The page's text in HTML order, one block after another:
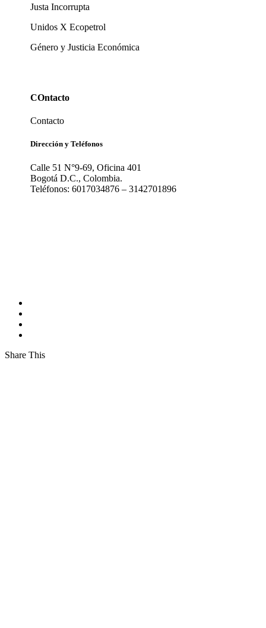
Justa Incorrupta
Unidos X Ecopetrol
Género y Justicia Económica
COntacto
Contacto
Dirección y Teléfonos
Calle 51 N°9-69, Oficina 401
Bogotá D.C., Colombia.
Teléfonos: 6017034876 – 3142701896
Share This